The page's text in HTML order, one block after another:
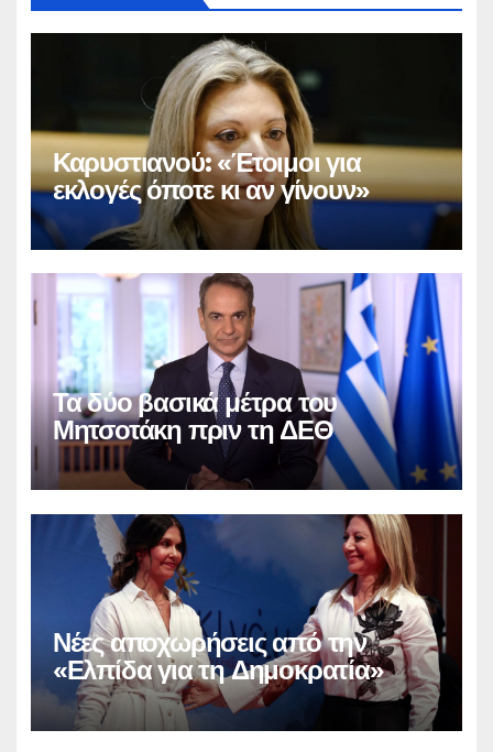
Καρυστιανού: «Έτοιμοι για
εκλογές όποτε κι αν γίνουν»
Τα δύο βασικά μέτρα του
Μητσοτάκη πριν τη ΔΕΘ
Νέες αποχωρήσεις από την
«Ελπίδα για τη Δημοκρατία»